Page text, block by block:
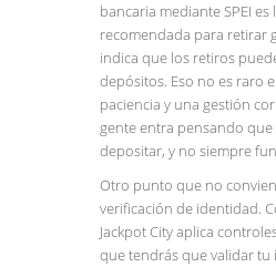
bancaria mediante SPEI
recomendada para retirar
indica que los retiros
depósitos. Eso no es raro
paciencia y una gestión
gente entra pensando
depositar, y no siempre
Otro punto que no
verificación de identidad.
Jackpot City aplica
que tendrás que validar tu